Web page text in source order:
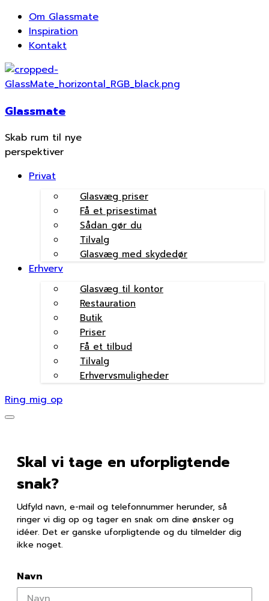
Om Glassmate
Inspiration
Kontakt
Glassmate
Skab rum til nye
perspektiver
Privat
Glasvæg priser
Få et prisestimat
Sådan gør du
Tilvalg
Glasvæg med skydedør
Erhverv
Glasvæg til kontor
Restauration
Butik
Priser
Få et tilbud
Tilvalg
Erhvervsmuligheder
Ring mig op
Skal vi tage en uforpligtende
snak?
Udfyld navn, e-mail og telefonnummer herunder, så
ringer vi dig op og tager en snak om dine ønsker og
idéer. Det er ganske uforpligtende og du tilmelder dig
ikke noget.
Navn